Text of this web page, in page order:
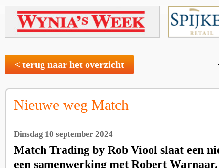
< terug naar het overzicht
Nieuwe weg Match
Dinsdag 10 september 2024
Match Trading by Rob Viool slaat een
een samenwerking met Robert Warnaar.